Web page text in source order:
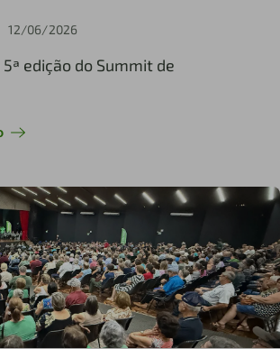
12/06/2026
edição do Summit de